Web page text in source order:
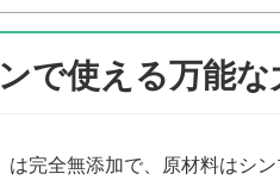
で使える万能な
は完全無添加で、原材料はシ